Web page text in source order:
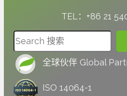
TEL：+86 21
全球伙伴 Global
ISO 14064-1